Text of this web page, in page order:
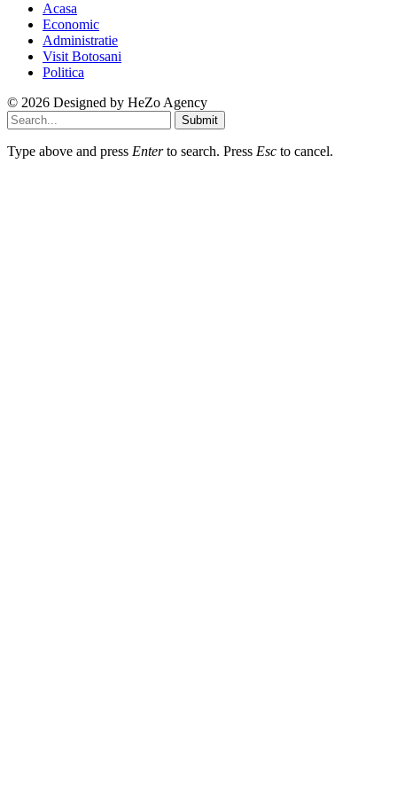
Acasa
Economic
Administratie
Visit Botosani
Politica
© 2026 Designed by HeZo Agency
Submit
Type above and press Enterto search. Press Esc to cancel.